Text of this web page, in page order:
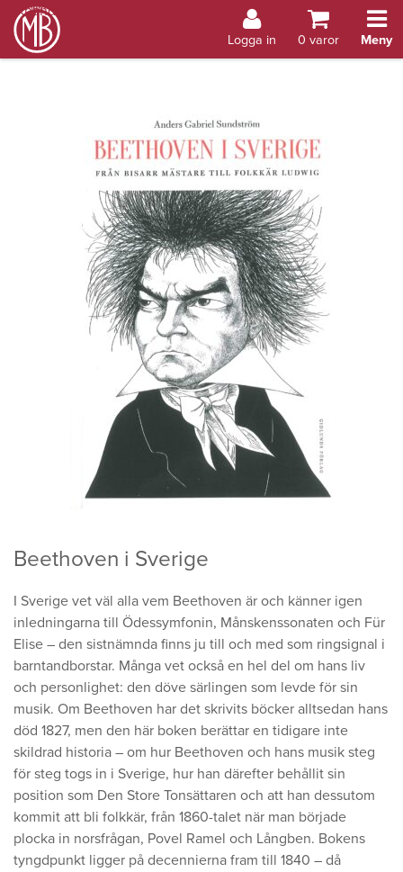
Åland
Logga in 0 varor Meny
Beethoven i Sverige
I Sverige vet väl alla vem Beethoven är och känner igen
inledningarna till Ödessymfonin, Månskenssonaten och Für
Elise – den sistnämnda finns ju till och med som ringsignal i
barntandborstar. Många vet också en hel del om hans liv
och personlighet: den döve särlingen som levde för sin
musik. Om Beethoven har det skrivits böcker alltsedan hans
död 1827, men den här boken berättar en tidigare inte
skildrad historia – om hur Beethoven och hans musik steg
för steg togs in i Sverige, hur han därefter behållit sin
position som Den Store Tonsättaren och att han dessutom
kommit att bli folkkär, från 1860-talet när man började
plocka in norsfrågan, Povel Ramel och Långben. Bokens
tyngdpunkt ligger på decennierna fram till 1840 – då